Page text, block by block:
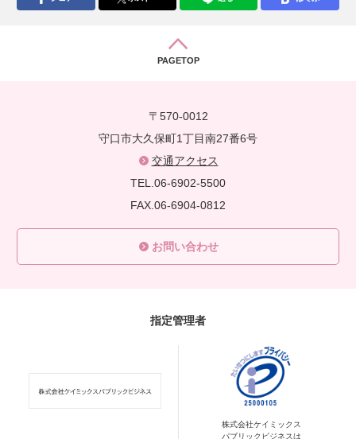
PAGETOP
〒570-0012
守口市大久保町1丁目南27番6号
交通アクセス
TEL.06-6902-5500
FAX.06-6904-0812
お問い合わせ
指定管理者
株式会社ケイミックス
パブリックビジネスは